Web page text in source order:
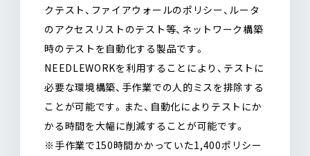
クテスト、ファイアウォールのポリシー、ルータ
のアクセスリストのテスト等、ネットワーク構築
時のテストを自動化する製品です。
NEEDLEWORKを利用することにより、テストに
必要な環境構築、手作業での人的ミスを排除する
ことが可能です。また、自動化によりテストにか
かる時間を大幅に削減することが可能です。
※手作業で150時間かかっていた1,400ポリシー